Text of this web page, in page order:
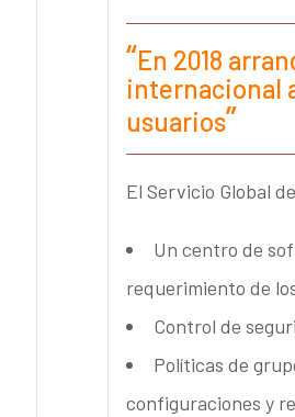
En 2018
internacional
usuarios
El Servicio Global
Un centro de
requerimiento de
Control de
Políticas de
configuraciones y